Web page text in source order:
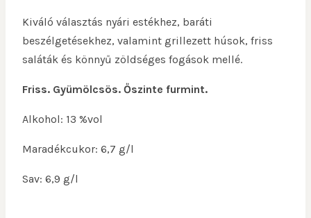
Kiváló választás nyári estékhez, baráti
beszélgetésekhez, valamint grillezett húsok, friss
saláták és könnyű zöldséges fogások mellé.
Friss. Gyümölcsös. Őszinte furmint.
Alkohol: 13 %vol
Maradékcukor: 6,7 g/l
Sav: 6,9 g/l